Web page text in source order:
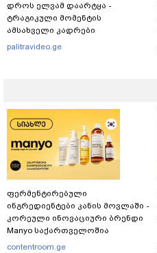
დროს ელვამ დაარტყა -
ტრაგიკული მომენტის
ამსახველი კადრები
ტაილანდიდან მედიაში
palitravideo.ge
ფერმენტირებული
ინგრედიენტები კანის მოვლაში -
კორეული ინოვაციური ბრენდი
Manyo საქართველოშია
contentroom.ge